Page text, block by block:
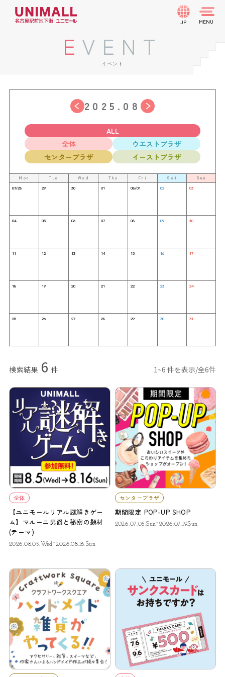
JP
EVENT
イベント
2025.08
ALL
全体
ウエストプラザ
センタープラザ
イーストプラザ
Mon Tue Wed Thu Fri Sat Sun
07/28 29 30 31 08/01 02 03
04 05 06 07 08 09 10
11 12 13 14 15 16 17
18 19 20 21 22 23 24
25 26 27 28 29 30 31
検索結果 6 件 1~6 件を表示/全6件
全体
【ユニモールリアル謎解きゲー
ム】マルーニ男爵と秘密の題材
(テーマ)
2026.08.05.Wed~2026.08.16.Sun
センタープラザ
期間限定 POP-UP SHOP
2026.07.05.Sun~2026.07.19.Sun